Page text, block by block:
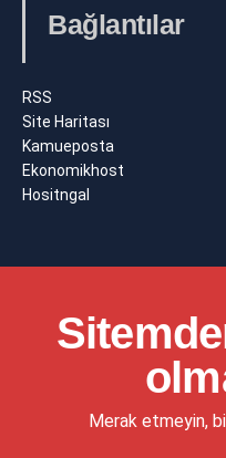
Bağlantılar
RSS
Site Haritası
Kamueposta
Ekonomikhost
Hositngal
Merak etmeyin,